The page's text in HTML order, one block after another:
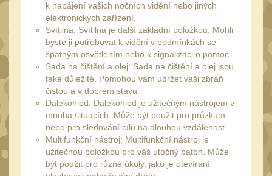
Krátka a střední
vzdálenost 16
Príslušenstvo pre
optiku9
45
Accushot
Accushot Tactical9
Accushot Precision 3
Hunter
k napájení vašich nočních vidění nebo jiných
elektronických zařízení.
Svítilna: Svítilna je další základní položkou. Mohli
byste ji potřebovat k vidění v podmínkách se
špatným osvětlením nebo k signalizaci o pomoc.
Sada na čištění a olej: Sada na čištění a olej jsou
také důležité. Pomohou vám udržet vaši zbraň
čistou a v dobrém stavu.
Dalekohled: Dalekohled je užitečným nástrojem v
mnoha situacích. Může být použit pro průzkum
nebo pro sledování cílů na dlouhou vzdálenost.
Multifunkční nástroj: Multifunkční nástroj je
užitečnou položkou pro váš útočný batoh. Může
být použit pro různé úkoly, jako je otevírání